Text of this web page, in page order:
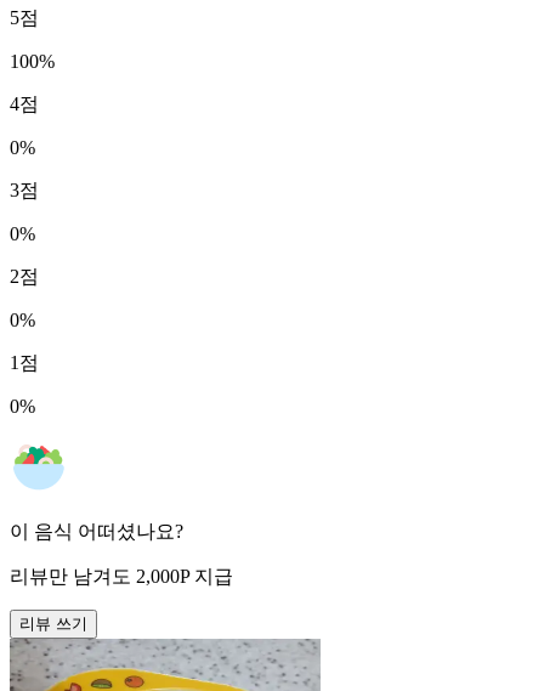
5점
100%
4점
0%
3점
0%
2점
0%
1 점
0%
이 음식 어떠셨나요?
리뷰만 남겨도 2,000P 지급
리뷰 쓰기